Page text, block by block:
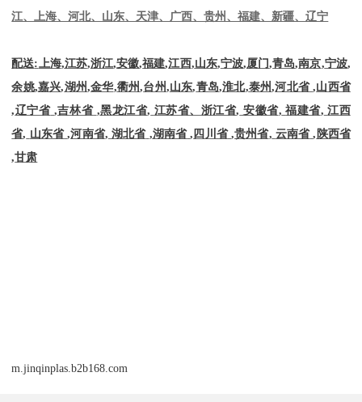
江、上海、河北、山东、天津、广西、贵州、福建、新疆、辽宁
配送: 上海,江苏,浙江,安徽,福建,江西,山东,宁波,厦门,青岛,南京,宁波,
余姚,嘉兴,湖州,金华,衢州,台州,山东,青岛,淮北,泰州,河北省 ,山西省
,辽宁省 ,吉林省 ,黑龙江省, 江苏省、浙江省, 安徽省, 福建省, 江西
省, 山东省 ,河南省, 湖北省 ,湖南省 ,四川省 ,贵州省, 云南省 ,陕西省
,甘肃
m.jinqinplas.b2b168.com